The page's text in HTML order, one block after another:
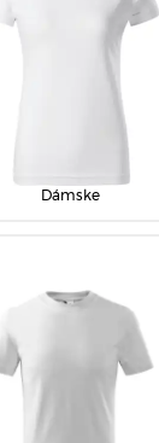
Dámske